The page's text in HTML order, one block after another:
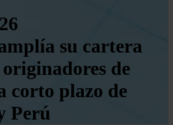
su cartera
de
corto plazo de
Perú